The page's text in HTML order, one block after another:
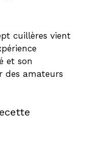
cuillères vient
et son
des amateurs